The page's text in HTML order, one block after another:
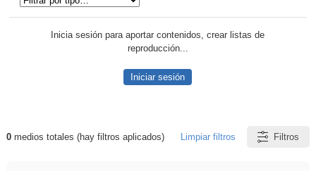
Inicia sesión para aportar contenidos, crear listas de
reproducción...
Iniciar sesión
Resultados de: dividir
0medios totales (hay filtros aplicados) Limpiar filtros Filtros